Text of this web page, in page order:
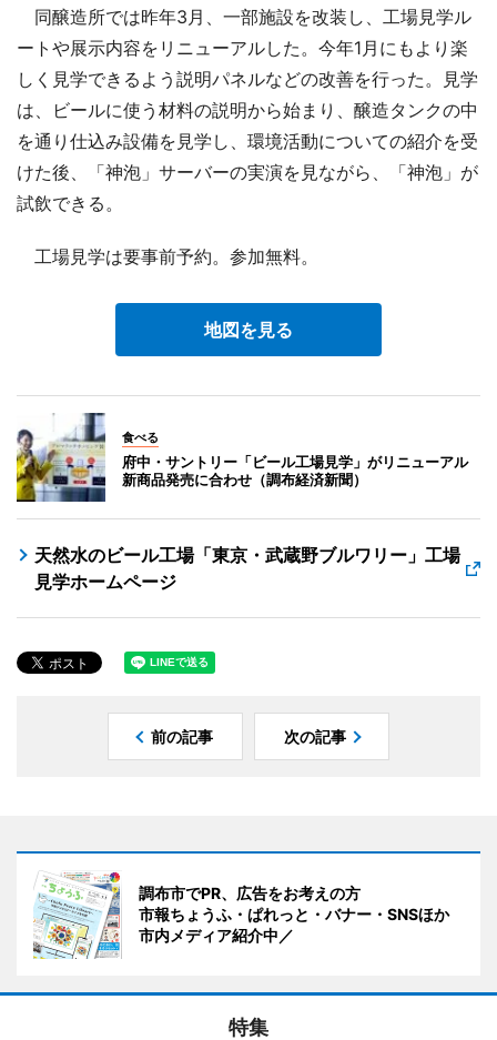
同醸造所では昨年3月、一部施設を改装し、工場見学ル
ートや展示内容をリニューアルした。今年1月にもより楽
しく見学できるよう説明パネルなどの改善を行った。見学
は、ビールに使う材料の説明から始まり、醸造タンクの中
を通り仕込み設備を見学し、環境活動についての紹介を受
けた後、「神泡」サーバーの実演を見ながら、「神泡」が
試飲できる。
工場見学は要事前予約。参加無料。
地図を見る
食べる
府中・サントリー「ビール工場見学」がリニューアル
新商品発売に合わせ（調布経済新聞）
天然水のビール工場「東京・武蔵野ブルワリー」工場
見学ホームページ
前の記事 次の記事
調布市でPR、広告をお考えの方
市報ちょうふ・ぱれっと・バナー・SNSほか
市内メディア紹介中／
特集